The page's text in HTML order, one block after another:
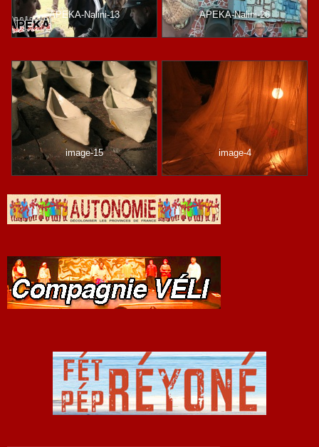
APEKA-Nalini-13 APEKA-Nalini-26
image-15 image-4